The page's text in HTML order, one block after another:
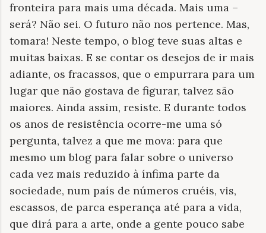
fronteira para mais uma década. Mais uma –
será? Não sei. O futuro não nos pertence. Mas,
tomara! Neste tempo, o blog teve suas altas e
muitas baixas. E se contar os desejos de ir mais
adiante, os fracassos, que o empurrara para um
lugar que não gostava de figurar, talvez são
maiores. Ainda assim, resiste. E durante todos
os anos de resistência ocorre-me uma só
pergunta, talvez a que me mova: para que
mesmo um blog para falar sobre o universo
cada vez mais reduzido à ínfima parte da
sociedade, num país de números cruéis, vis,
escassos, de parca esperança até para a vida,
que dirá para a arte, onde a gente pouco sabe